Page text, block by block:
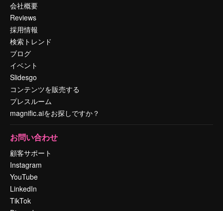
会社概要
Reviews
採用情報
検索トレンド
ブログ
イベント
Slidesgo
コンテンツを販売する
プレスルーム
magnific.aiをお探しですか？
お問い合わせ
顧客サポート
Instagram
YouTube
LinkedIn
TikTok